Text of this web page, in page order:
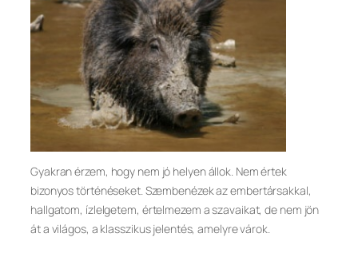
Gyakran érzem, hogy nem jó helyen állok. Nem értek
bizonyos történéseket. Szembenézek az embertársakkal,
hallgatom, ízlelgetem, értelmezem a szavaikat, de nem jön
át a világos, a klasszikus jelentés, amelyre várok.